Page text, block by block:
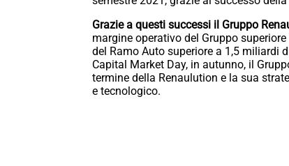
Grazie a questi successi il Gruppo
margine operativo del Gruppo
del Ramo Auto superiore a 1,5 miliardi
Capital Market Day, in autunno, il
termine della Renaulution e la sua
e tecnologico.